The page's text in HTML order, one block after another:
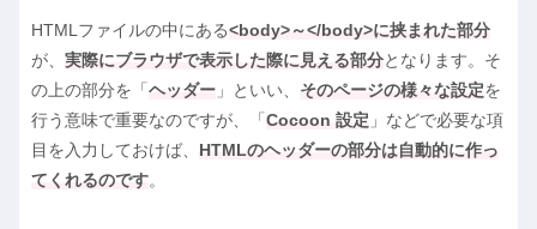
HTMLファイルの中にある<body>～</body>に挟まれた部分
が、 実際にブラウザで表示した際に見える部分となります。そ
の上の部分を「 ヘッダー 」といい、 そのページの様々な設定を
行う意味で重要なのですが、「 Cocoon 設定 」などで必要な項
目を入力しておけば、 HTMLのヘッダーの部分は自動的に作っ
てくれるのです。